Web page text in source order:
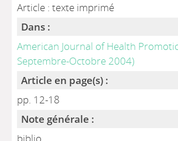
Article : texte imprimé
Dans :
American Journal of Health
Septembre-Octobre 2004)
Article en page(s) :
pp. 12-18
Note générale :